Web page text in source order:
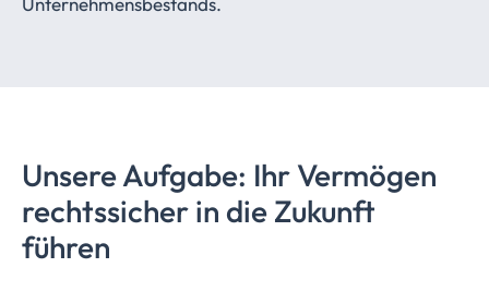
Unsere Aufgabe: Ihr Vermögen
rechtssicher in die Zukunft
führen